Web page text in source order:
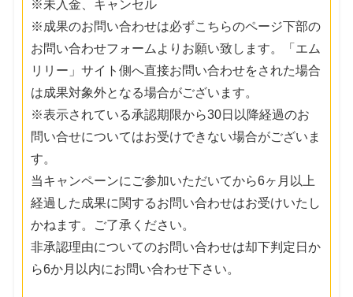
※未入金、キャンセル
※成果のお問い合わせは必ずこちらのページ下部の
お問い合わせフォームよりお願い致します。「エム
リリー」サイト側へ直接お問い合わせをされた場合
は成果対象外となる場合がございます。
※表示されている承認期限から30日以降経過のお
問い合せについてはお受けできない場合がございま
す。
当キャンペーンにご参加いただいてから6ヶ月以上
経過した成果に関するお問い合わせはお受けいたし
かねます。ご了承ください。
非承認理由についてのお問い合わせは却下判定日か
ら6か月以内にお問い合わせ下さい。